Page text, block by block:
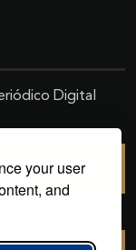
your user
and
Digital